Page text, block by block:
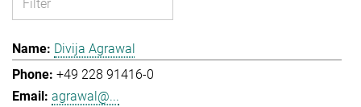
Divija Agrawal
+49 228 91416-0
agrawal@...